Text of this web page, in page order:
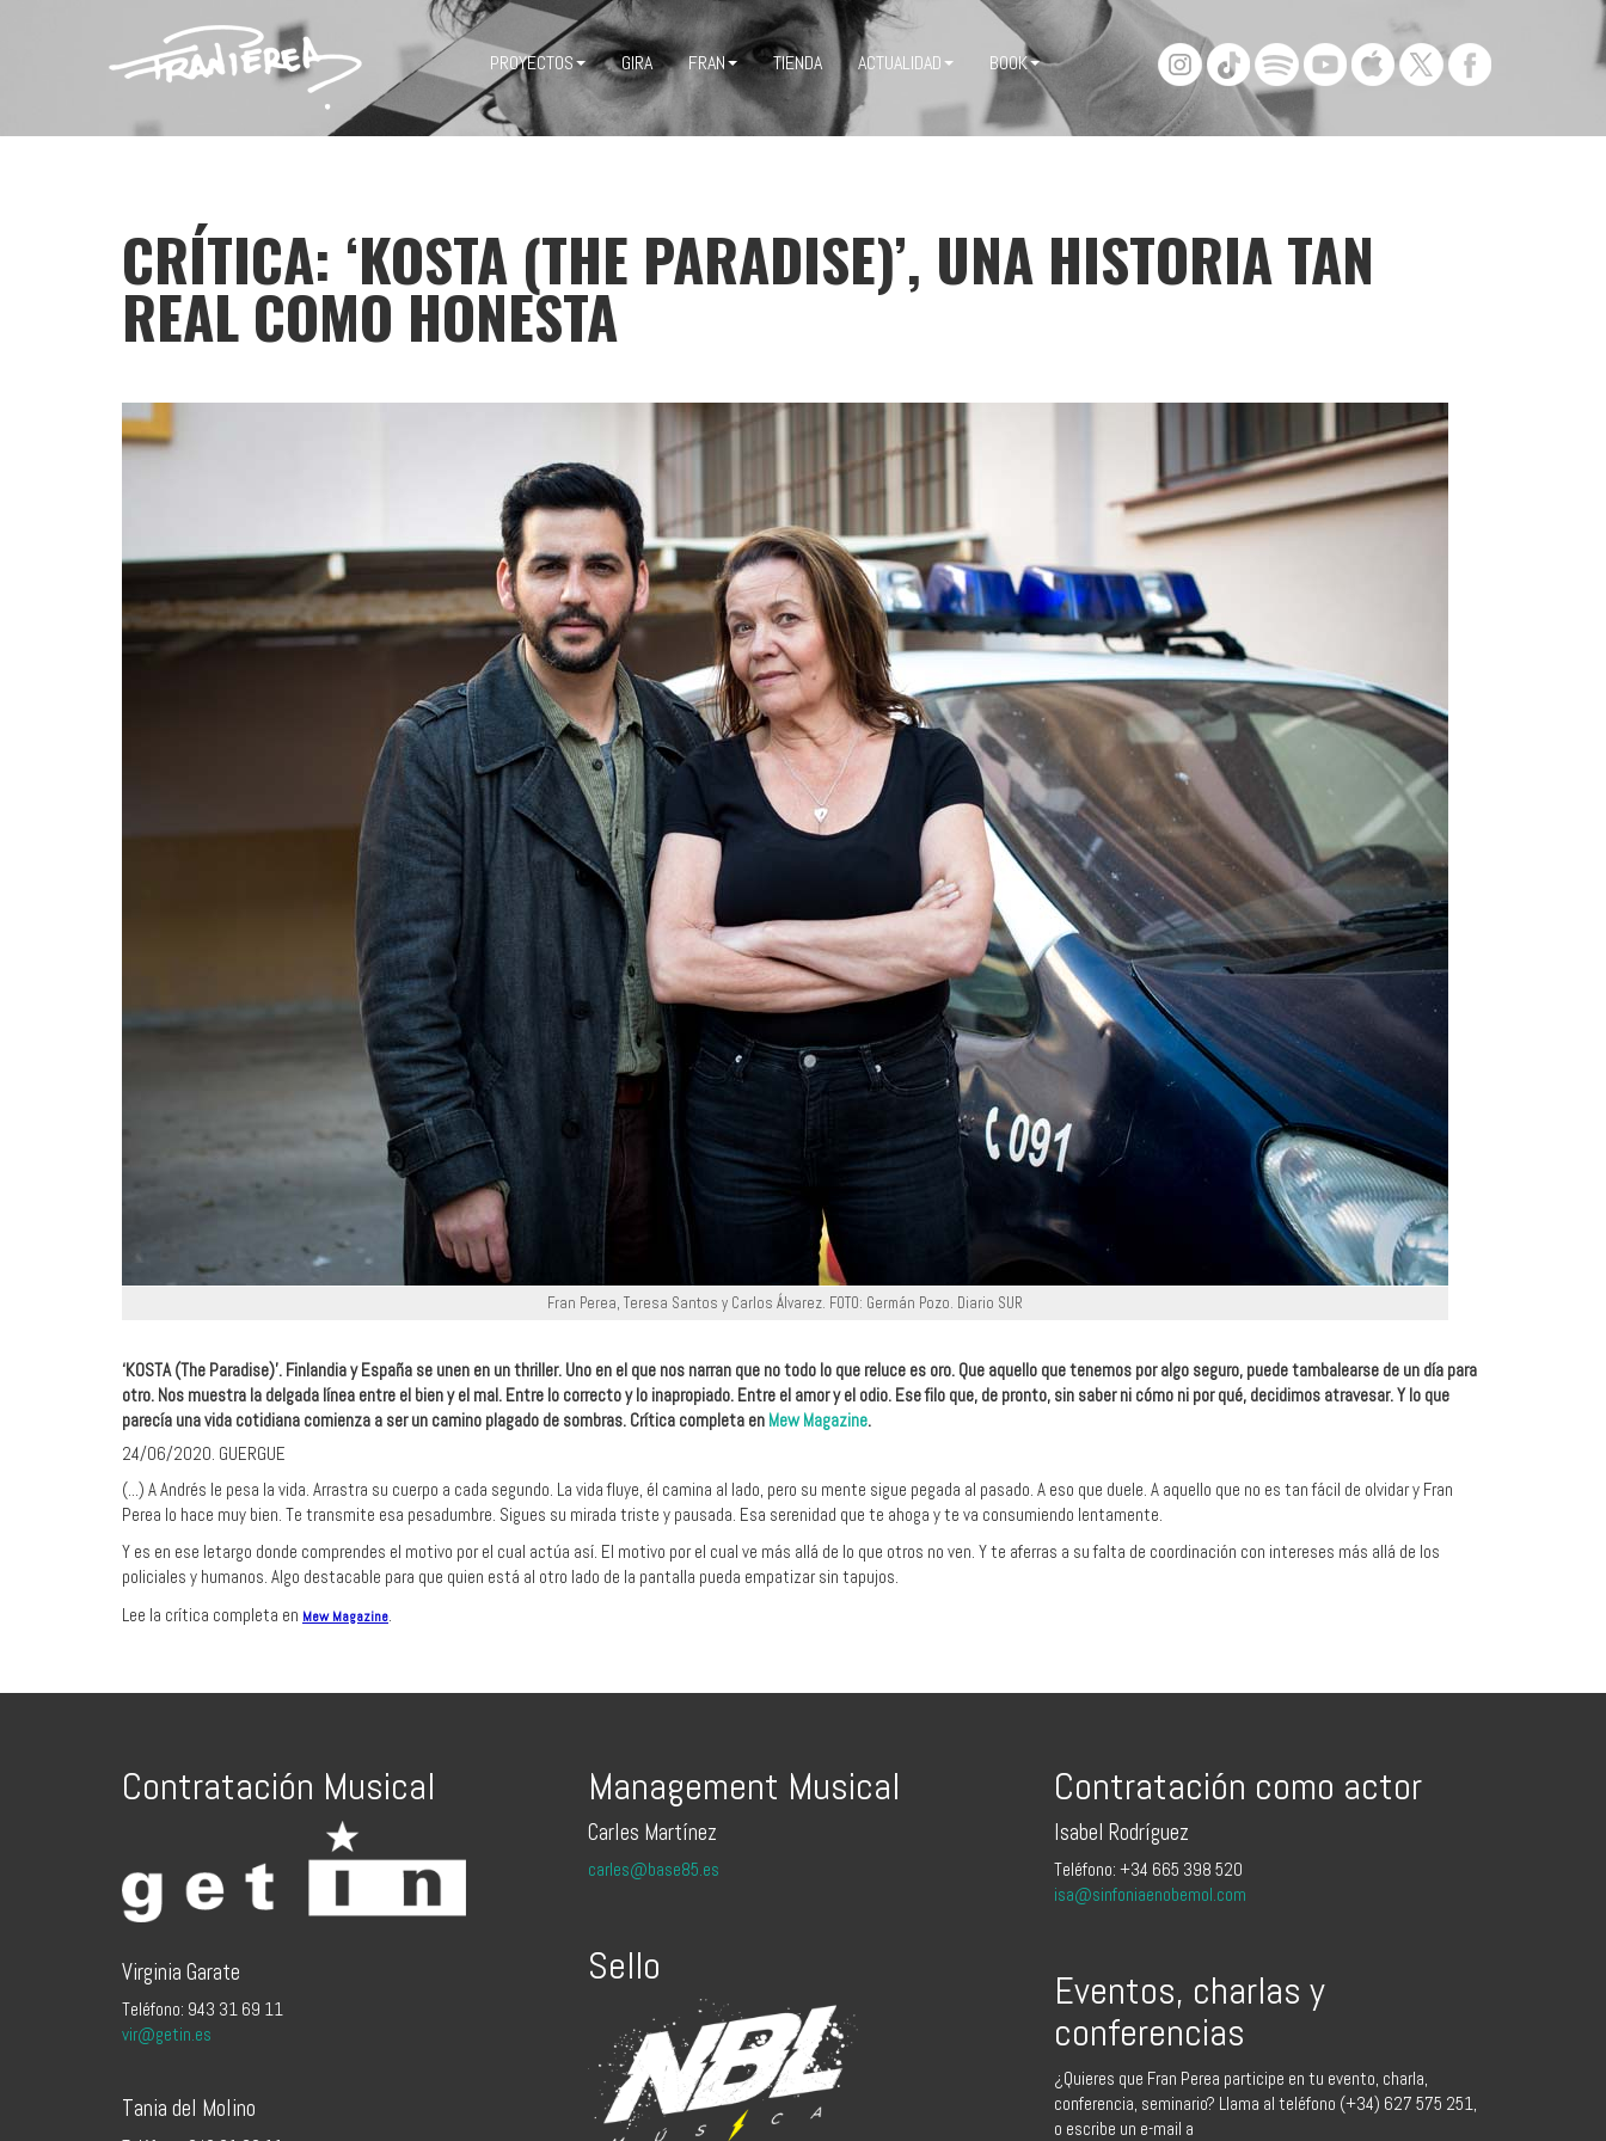
PROYECTOS GIRA FRAN TIENDA ACTUALIDAD BOOK
CRÍTICA: ‘KOSTA (THE PARADISE)’, UNA HISTORIA TAN
REAL COMO HONESTA
Fran Perea, Teresa Santos y Carlos Álvarez. FOTO: Germán Pozo. Diario SUR
‘KOSTA (The Paradise)’. Finlandia y España se unen en un thriller. Uno en el que nos narran que no todo lo que reluce es oro. Que aquello que tenemos por algo seguro, puede tambalearse de un día para
otro. Nos muestra la delgada línea entre el bien y el mal. Entre lo correcto y lo inapropiado. Entre el amor y el odio. Ese filo que, de pronto, sin saber ni cómo ni por qué, decidimos atravesar. Y lo que
parecía una vida cotidiana comienza a ser un camino plagado de sombras. Crítica completa en Mew Magazine.
24/06/2020. GUERGUE
(...) A Andrés le pesa la vida. Arrastra su cuerpo a cada segundo. La vida fluye, él camina al lado, pero su mente sigue pegada al pasado. A eso que duele. A aquello que no es tan fácil de olvidar y Fran
Perea lo hace muy bien. Te transmite esa pesadumbre. Sigues su mirada triste y pausada. Esa serenidad que te ahoga y te va consumiendo lentamente.
Y es en ese letargo donde comprendes el motivo por el cual actúa así. El motivo por el cual ve más allá de lo que otros no ven. Y te aferras a su falta de coordinación con intereses más allá de los
policiales y humanos. Algo destacable para que quien está al otro lado de la pantalla pueda empatizar sin tapujos.
Lee la crítica completa en Mew Magazine
Contratación Musical
Virginia Garate
Teléfono: 943 31 69 11
vir@getin.es
Tania del Molino
Management Musical
Carles Martínez
carles@base85.es
Sello
Contratación como actor
Isabel Rodríguez
Teléfono: +34 665 398 520
isa@sinfoniaenobemol.com
Eventos, charlas y
conferencias
¿Quieres que Fran Perea participe en tu evento, charla,
conferencia, seminario? Llama al teléfono (+34) 627 575 251,
o escribe un e-mail a